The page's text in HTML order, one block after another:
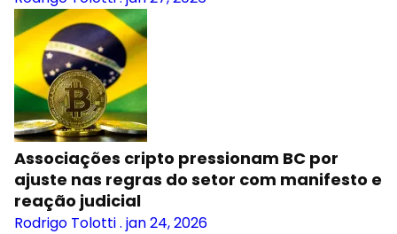
Associações cripto pressionam BC por
ajuste nas regras do setor com manifesto e
reação judicial
Rodrigo Tolotti. jan 24, 2026